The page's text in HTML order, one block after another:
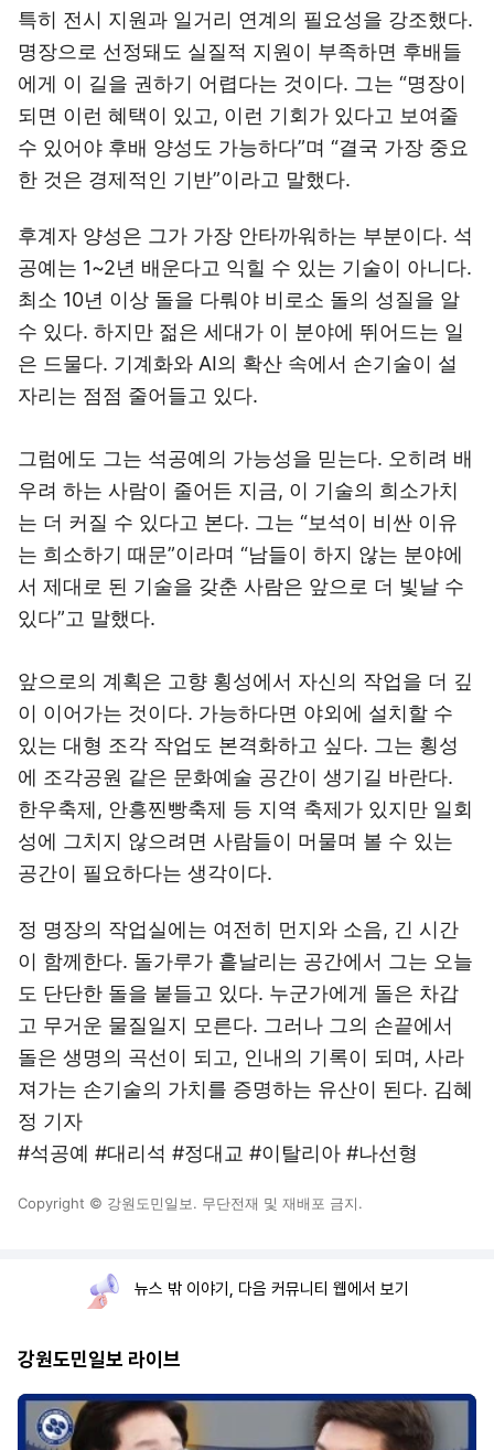
특히 전시 지원과 일거리 연계의 필요성을 강조했다.
명장으로 선정돼도 실질적 지원이 부족하면 후배들
에게 이 길을 권하기 어렵다는 것이다. 그는 “명장이
되면 이런 혜택이 있고, 이런 기회가 있다고 보여줄
수 있어야 후배 양성도 가능하다”며 “결국 가장 중요
한 것은 경제적인 기반”이라고 말했다.
후계자 양성은 그가 가장 안타까워하는 부분이다. 석
공예는 1~2년 배운다고 익힐 수 있는 기술이 아니다.
최소 10년 이상 돌을 다뤄야 비로소 돌의 성질을 알
수 있다. 하지만 젊은 세대가 이 분야에 뛰어드는 일
은 드물다. 기계화와 AI의 확산 속에서 손기술이 설
자리는 점점 줄어들고 있다.
그럼에도 그는 석공예의 가능성을 믿는다. 오히려 배
우려 하는 사람이 줄어든 지금, 이 기술의 희소가치
는 더 커질 수 있다고 본다. 그는 “보석이 비싼 이유
는 희소하기 때문”이라며 “남들이 하지 않는 분야에
서 제대로 된 기술을 갖춘 사람은 앞으로 더 빛날 수
있다”고 말했다.
앞으로의 계획은 고향 횡성에서 자신의 작업을 더 깊
이 이어가는 것이다. 가능하다면 야외에 설치할 수
있는 대형 조각 작업도 본격화하고 싶다. 그는 횡성
에 조각공원 같은 문화예술 공간이 생기길 바란다.
한우축제, 안흥찐빵축제 등 지역 축제가 있지만 일회
성에 그치지 않으려면 사람들이 머물며 볼 수 있는
공간이 필요하다는 생각이다.
정 명장의 작업실에는 여전히 먼지와 소음, 긴 시간
이 함께한다. 돌가루가 흩날리는 공간에서 그는 오늘
도 단단한 돌을 붙들고 있다. 누군가에게 돌은 차갑
고 무거운 물질일지 모른다. 그러나 그의 손끝에서
돌은 생명의 곡선이 되고, 인내의 기록이 되며, 사라
져가는 손기술의 가치를 증명하는 유산이 된다. 김혜
정 기자
#석공예 #대리석 #정대교 #이탈리아 #나선형
Copyright © 강원도민일보. 무단전재 및 재배포 금지.
뉴스 밖 이야기, 다음 커뮤니티 웹에서 보기
강원도민일보 라이브